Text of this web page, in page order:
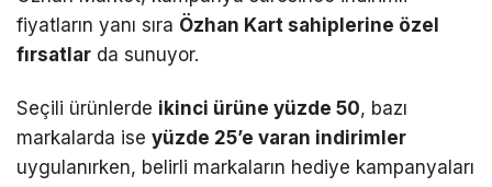
fiyatların yanı sıra Özhan Kart sahiplerine özel
fırsatlar da sunuyor.
Seçili ürünlerde ikinci ürüne yüzde 50, bazı
markalarda ise yüzde 25’e varan indirimler
uygulanırken, belirli markaların hediye kampanyaları